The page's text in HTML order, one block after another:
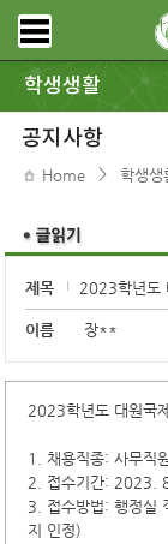
학생생활
가정통신
규정ㆍ리로스쿨
급식안내
보건ㆍ상담
대원갤러리
동아리
스포츠클럽
학생회
DWIMS 복지
전자도서관
학교도서관
모아진
DB pia
공지사항
Home > 학생생
제목 2023학년도
이름 장**
2023학년도 대원국
1. 채용직종: 사무직
2. 접수기간: 2023.
3. 접수방법: 행정실
지 인정)